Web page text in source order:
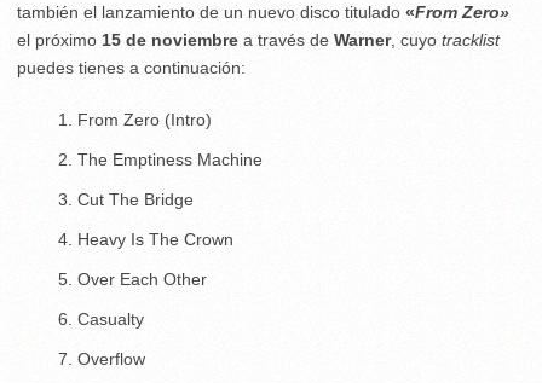
también el lanzamiento de un nuevo disco titulado «From Zero»
el próximo 15 de noviembre a través de Warner, cuyo tracklist
puedes tienes a continuación:
From Zero (Intro)
The Emptiness Machine
Cut The Bridge
Heavy Is The Crown
Over Each Other
Casualty
Overflow